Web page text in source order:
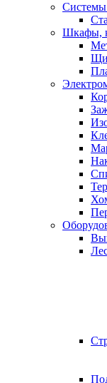
Системы
Шкафы,